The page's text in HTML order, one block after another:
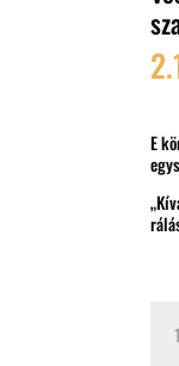
E
Miklós